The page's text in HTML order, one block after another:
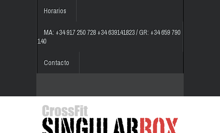
Horarios
MA: +34 917 250 728 +34 639141823 / GR: +34 659 790
140
Contacto